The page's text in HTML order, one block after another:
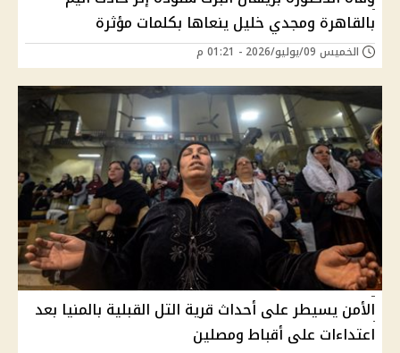
بالقاهرة ومجدي خليل ينعاها بكلمات مؤثرة
الخميس 09/يوليو/2026 - 01:21 م
الأمن يسيطر على أحداث قرية التل القبلية بالمنيا بعد
اعتداءات على أقباط ومصلين